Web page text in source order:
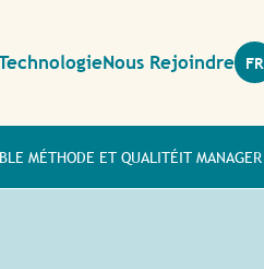
Nous Rejoindre FR
MÉTHODE ET QUALITÉIT MANAGER